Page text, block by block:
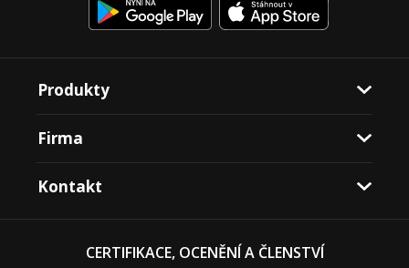
Produkty
Firma
Kontakt
CERTIFIKACE, OCENĚNÍ A ČLENSTVÍ